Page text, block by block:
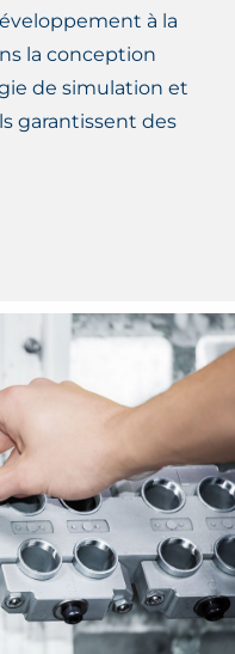
à la
la conception
de simulation et
garantissent des